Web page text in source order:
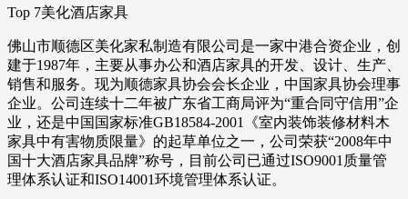
Top 7美化酒店家具
佛山市顺德区美化家私制造有限公司是一家中港合资企业，创
建于1987年，主要从事办公和酒店家具的开发、设计、生产、
销售和服务。现为顺德家具协会会长企业，中国家具协会理事
企业。公司连续十二年被广东省工商局评为“重合同守信用”企
业，还是中国国家标准GB18584-2001《室内装饰装修材料木
家具中有害物质限量》的起草单位之一，公司荣获“2008年中
国十大酒店家具品牌”称号，目前公司已通过ISO9001质量管
理体系认证和ISO14001环境管理体系认证。